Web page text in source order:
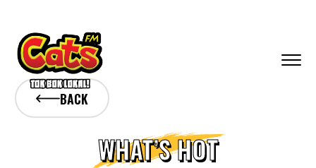
BACK
WHAT’S HOT